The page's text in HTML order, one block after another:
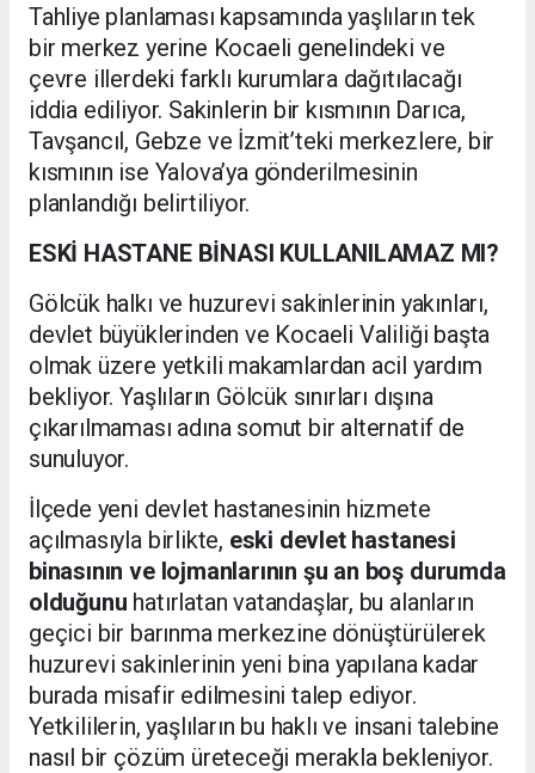
Tahliye planlaması kapsamında yaşlıların tek
bir merkez yerine Kocaeli genelindeki ve
çevre illerdeki farklı kurumlara dağıtılacağı
iddia ediliyor. Sakinlerin bir kısmının Darıca,
Tavşancıl, Gebze ve İzmit’teki merkezlere, bir
kısmının ise Yalova’ya gönderilmesinin
planlandığı belirtiliyor.
ESKİ HASTANE BİNASI KULLANILAMAZ MI?
Gölcük halkı ve huzurevi sakinlerinin yakınları,
devlet büyüklerinden ve Kocaeli Valiliği başta
olmak üzere yetkili makamlardan acil yardım
bekliyor. Yaşlıların Gölcük sınırları dışına
çıkarılmaması adına somut bir alternatif de
sunuluyor.
İlçede yeni devlet hastanesinin hizmete
açılmasıyla birlikte, eski devlet hastanesi
binasının ve lojmanlarının şu an boş durumda
olduğunu hatırlatan vatandaşlar, bu alanların
geçici bir barınma merkezine dönüştürülerek
huzurevi sakinlerinin yeni bina yapılana kadar
burada misafir edilmesini talep ediyor.
Yetkililerin, yaşlıların bu haklı ve insani talebine
nasıl bir çözüm üreteceği merakla bekleniyor.